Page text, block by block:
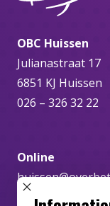
OBC Huissen
Julianastraat 17
6851 KJ Huissen
026 – 326 32 22
Online
SLUIT POPUP